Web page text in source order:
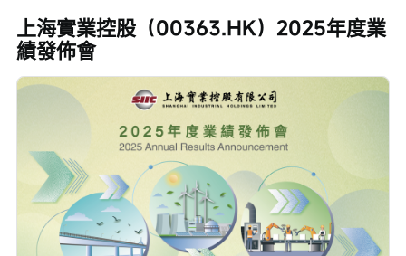
上海實業控股（00363.HK）2025年度業
績發佈會